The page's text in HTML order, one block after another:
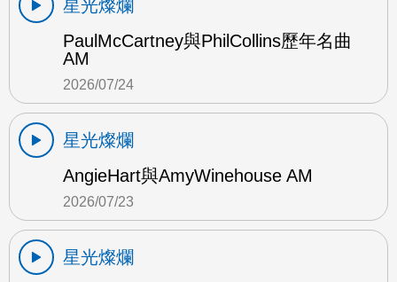
星光燦爛
PaulMcCartney與PhilCollins歷年名曲
AM
2026/07/24
星光燦爛
AngieHart與AmyWinehouse AM
2026/07/23
星光燦爛